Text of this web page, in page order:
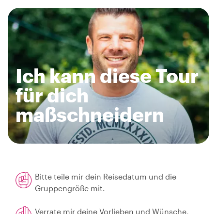
Ich kann diese Tour
für dich
maßschneidern
Bitte teile mir dein Reisedatum und die
Gruppengröße mit.
Verrate mir deine Vorlieben und Wünsche,